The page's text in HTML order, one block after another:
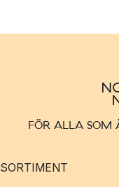
FÖR ALLA SOM
SORTIMENT